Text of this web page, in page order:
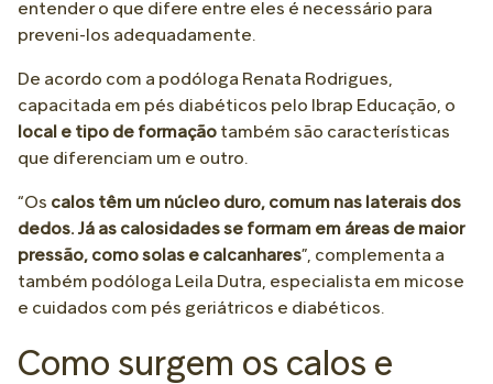
entender o que difere entre eles é necessário para
preveni-los adequadamente.
De acordo com a podóloga Renata Rodrigues,
capacitada em pés diabéticos pelo Ibrap Educação, o
local e tipo de formação também são características
que diferenciam um e outro.
“Os calos têm um núcleo duro, comum nas laterais dos
dedos. Já as calosidades se formam em áreas de maior
pressão, como solas e calcanhares”, complementa a
também podóloga Leila Dutra, especialista em micose
e cuidados com pés geriátricos e diabéticos.
Como surgem os calos e